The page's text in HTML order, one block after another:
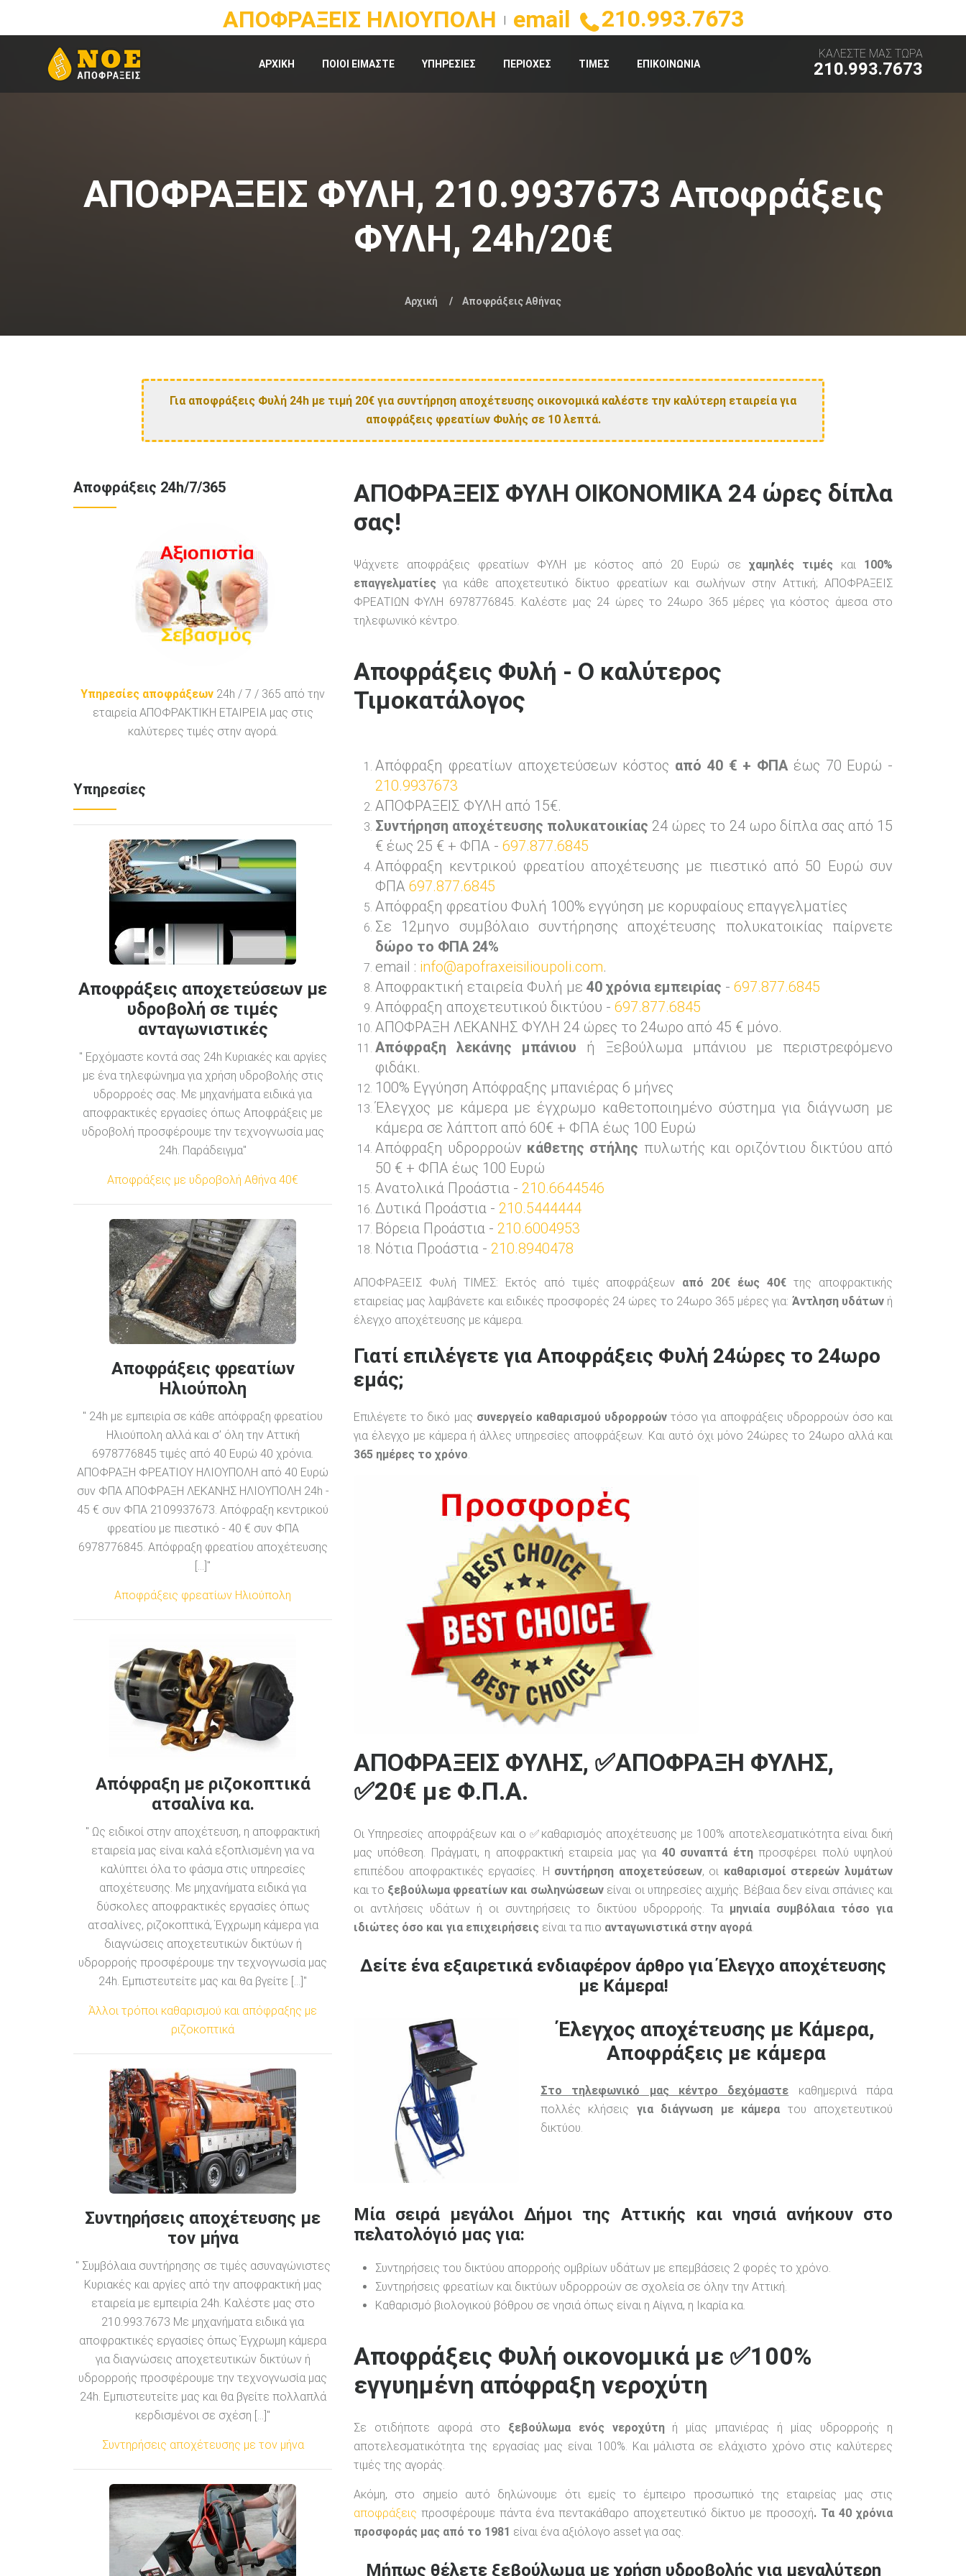
ΑΠΟΦΡΑΞΕΙΣ ΗΛΙΟΥΠΟΛΗ email 210.993.7673
ΑΡΧΙΚΗ ΠΟΙΟΙ ΕΙΜΑΣΤΕ ΥΠΗΡΕΣΙΕΣ ΠΕΡΙΟΧΕΣ ΤΙΜΕΣ ΕΠΙΚΟΙΝΩΝΙΑ
ΚΑΛΕΣΤΕ ΜΑΣ ΤΩΡΑ
210.993.7673
ΑΠΟΦΡΑΞΕΙΣ ΦΥΛΗ, 210.9937673 Αποφράξεις
ΦΥΛΗ, 24h/20€
Αρχική Αποφράξεις Αθήνας
Για αποφράξεις Φυλή 24h με τιμή 20€ για συντήρηση αποχέτευσης οικονομικά καλέστε την καλύτερη εταιρεία για
αποφράξεις φρεατίων Φυλής σε 10 λεπτά.
ΑΠΟΦΡΑΞΕΙΣ ΦΥΛΗ ΟΙΚΟΝΟΜΙΚΑ 24 ώρες δίπλα
σας!
Ψάχνετε αποφράξεις φρεατίων ΦΥΛΗ με κόστος από 20 Ευρώ σε χαμηλές τιμές και 100%
επαγγελματίες για κάθε αποχετευτικό δίκτυο φρεατίων και σωλήνων στην Αττική; ΑΠΟΦΡΑΞΕΙΣ
ΦΡΕΑΤΙΩΝ ΦΥΛΗ 6978776845. Καλέστε μας 24 ώρες το 24ωρο 365 μέρες για κόστος άμεσα στο
τηλεφωνικό κέντρο.
Αποφράξεις Φυλή - Ο καλύτερος
Τιμοκατάλογος
Απόφραξη φρεατίων αποχετεύσεων κόστος από 40 € + ΦΠΑέως 70 Ευρώ -
210.9937673
ΑΠΟΦΡΑΞΕΙΣ ΦΥΛΗ από 15€.
Συντήρηση αποχέτευσης πολυκατοικίας 24 ώρες το 24 ωρο δίπλα σας από 15
€ έως 25 € + ΦΠΑ - 697.877.6845
Απόφραξη κεντρικού φρεατίου αποχέτευσης με πιεστικό από 50 Ευρώ συν
ΦΠΑ 697.877.6845
Απόφραξη φρεατίου Φυλή 100% εγγύηση με κορυφαίους επαγγελματίες
Σε 12μηνο συμβόλαιο συντήρησης αποχέτευσης πολυκατοικίας παίρνετε
δώρο το ΦΠΑ 24%
email : info@apofraxeisilioupoli.com.
Αποφρακτική εταιρεία Φυλή με 40 χρόνια εμπειρίας - 697.877.6845
Απόφραξη αποχετευτικού δικτύου - 697.877.6845
ΑΠΟΦΡΑΞΗ ΛΕΚΑΝΗΣ ΦΥΛΗ 24 ώρες το 24ωρο από 45 € μόνο.
Απόφραξη λεκάνης μπάνιου ή Ξεβούλωμα μπάνιου με περιστρεφόμενο
φιδάκι.
100% Εγγύηση Απόφραξης μπανιέρας 6 μήνες
Έλεγχος με κάμερα με έγχρωμο καθετοποιημένο σύστημα για διάγνωση με
κάμερα σε λάπτοπ από 60€ + ΦΠΑ έως 100 Ευρώ
Απόφραξη υδρορροών κάθετης στήλης πυλωτής και οριζόντιου δικτύου από
50 € + ΦΠΑ έως 100 Ευρώ
Ανατολικά Προάστια - 210.6644546
Δυτικά Προάστια - 210.5444444
Βόρεια Προάστια - 210.6004953
Νότια Προάστια - 210.8940478
ΑΠΟΦΡΑΞΕΙΣ Φυλή ΤΙΜΕΣ: Εκτός από τιμές αποφράξεων από 20€ έως 40€ της αποφρακτικής
εταιρείας μας λαμβάνετε και ειδικές προσφορές 24 ώρες το 24ωρο 365 μέρες για: Άντληση υδάτωνή
έλεγχο αποχέτευσης με κάμερα.
Γιατί επιλέγετε για Αποφράξεις Φυλή 24ώρες το 24ωρο
εμάς;
Επιλέγετε το δικό μας συνεργείο καθαρισμού υδρορροών τόσο για αποφράξεις υδρορροών όσο και
για έλεγχο με κάμερα ή άλλες υπηρεσίες αποφράξεων. Και αυτό όχι μόνο 24ώρες το 24ωρο αλλά και
365 ημέρες το χρόνο
ΑΠΟΦΡΑΞΕΙΣ ΦΥΛΗΣ, ✅ΑΠΟΦΡΑΞΗ ΦΥΛΗΣ,
✅20€ με Φ.Π.Α.
Οι Υπηρεσίες αποφράξεων και ο ✅καθαρισμός αποχέτευσης με 100% αποτελεσματικότητα είναι δική
μας υπόθεση. Πράγματι, η αποφρακτική εταιρεία μας για 40 συναπτά έτηπροσφέρει πολύ υψηλού
επιπέδου αποφρακτικές εργασίες. Η συντήρηση αποχετεύσεων, οι καθαρισμοί στερεών λυμάτων
και το ξεβούλωμα φρεατίων και σωληνώσεων είναι οι υπηρεσίες αιχμής. Βέβαια δεν είναι σπάνιες και
οι αντλήσεις υδάτων ή οι συντηρήσεις το δικτύου υδρορροής. Τα μηνιαία συμβόλαια τόσο για
ιδιώτες όσο και για επιχειρήσεις είναι τα πιο ανταγωνιστικά στην αγορά.
Δείτε ένα εξαιρετικά ενδιαφέρον άρθρο για Έλεγχο αποχέτευσης
με Κάμερα!
Έλεγχος αποχέτευσης με Κάμερα,
Αποφράξεις με κάμερα
Στο τηλεφωνικό μας κέντρο δεχόμαστε καθημερινά πάρα
πολλές κλήσεις για διάγνωση με κάμερα του αποχετευτικού
δικτύου.
Μία σειρά μεγάλοι Δήμοι της Αττικής και νησιά ανήκουν στο
πελατολόγιό μας για:
Συντηρήσεις του δικτύου απορροής ομβρίων υδάτων με επεμβάσεις 2 φορές το χρόνο.
Συντηρήσεις φρεατίων και δικτύων υδρορροών σε σχολεία σε όλην την Αττική.
Καθαρισμό βιολογικού βόθρου σε νησιά όπως είναι η Αίγινα, η Ικαρία κα.
Αποφράξεις Φυλή οικονομικά με ✅100%
εγγυημένη απόφραξη νεροχύτη
Σε οτιδήποτε αφορά στο ξεβούλωμα ενός νεροχύτηή μίας μπανιέρας ή μίας υδρορροής η
αποτελεσματικότητα της εργασίας μας είναι 100%. Και μάλιστα σε ελάχιστο χρόνο στις καλύτερες
τιμές της αγοράς.
Ακόμη, στο σημείο αυτό δηλώνουμε ότι εμείς το έμπειρο προσωπικό της εταιρείας μας στις
αποφράξεις προσφέρουμε πάντα ένα πεντακάθαρο αποχετευτικό δίκτυο με προσοχή. Τα 40 χρόνια
προσφοράς μας από το 1981 είναι ένα αξιόλογο asset για σας.
Μήπως θέλετε ξεβούλωμα με χρήση υδροβολής για μεγαλύτερη
Αποφράξεις 24h/7/365
Υπηρεσίες αποφράξεων 24h / 7 / 365 από την
εταιρεία ΑΠΟΦΡΑΚΤΙΚΗ ΕΤΑΙΡΕΙΑ μας στις
καλύτερες τιμές στην αγορά.
Υπηρεσίες
Αποφράξεις αποχετεύσεων με
υδροβολή σε τιμές
ανταγωνιστικές
" Ερχόμαστε κοντά σας 24h Κυριακές και αργίες
με ένα τηλεφώνημα για χρήση υδροβολής στις
υδρορροές σας. Με μηχανήματα ειδικά για
αποφρακτικές εργασίες όπως Αποφράξεις με
υδροβολή προσφέρουμε την τεχνογνωσία μας
24h. Παράδειγμα"
Αποφράξεις με υδροβολή Αθήνα 40€
Αποφράξεις φρεατίων
Ηλιούπολη
" 24h με εμπειρία σε κάθε απόφραξη φρεατίου
Ηλιούπολη αλλά και σ' όλη την Αττική
6978776845 τιμές από 40 Ευρώ 40 χρόνια.
ΑΠΟΦΡΑΞΗ ΦΡΕΑΤΙΟΥ ΗΛΙΟΥΠΟΛΗ από 40 Ευρώ
συν ΦΠΑ ΑΠΟΦΡΑΞΗ ΛΕΚΑΝΗΣ ΗΛΙΟΥΠΟΛΗ 24h -
45 € συν ΦΠΑ 2109937673. Απόφραξη κεντρικού
φρεατίου με πιεστικό - 40 € συν ΦΠΑ
6978776845. Απόφραξη φρεατίου αποχέτευσης
[...]"
Αποφράξεις φρεατίων Ηλιούπολη
Απόφραξη με ριζοκοπτικά
ατσαλίνα κα.
" Ως ειδικοί στην αποχέτευση, η αποφρακτική
εταιρεία μας είναι καλά εξοπλισμένη για να
καλύπτει όλα το φάσμα στις υπηρεσίες
αποχέτευσης. Με μηχανήματα ειδικά για
δύσκολες αποφρακτικές εργασίες όπως
ατσαλίνες, ριζοκοπτικά, Έγχρωμη κάμερα για
διαγνώσεις αποχετευτικών δικτύων ή
υδρορροής προσφέρουμε την τεχνογνωσία μας
24h. Εμπιστευτείτε μας και θα βγείτε [...]"
Άλλοι τρόποι καθαρισμού και απόφραξης με
ριζοκοπτικά
Συντηρήσεις αποχέτευσης με
τον μήνα
" Συμβόλαια συντήρησης σε τιμές ασυναγώνιστες
Κυριακές και αργίες από την αποφρακτική μας
εταιρεία με εμπειρία 24h. Καλέστε μας στο
210.993.7673 Με μηχανήματα ειδικά για
αποφρακτικές εργασίες όπως Έγχρωμη κάμερα
για διαγνώσεις αποχετευτικών δικτύων ή
υδρορροής προσφέρουμε την τεχνογνωσία μας
24h. Εμπιστευτείτε μας και θα βγείτε πολλαπλά
κερδισμένοι σε σχέση [...]"
Συντηρήσεις αποχέτευσης με τον μήνα